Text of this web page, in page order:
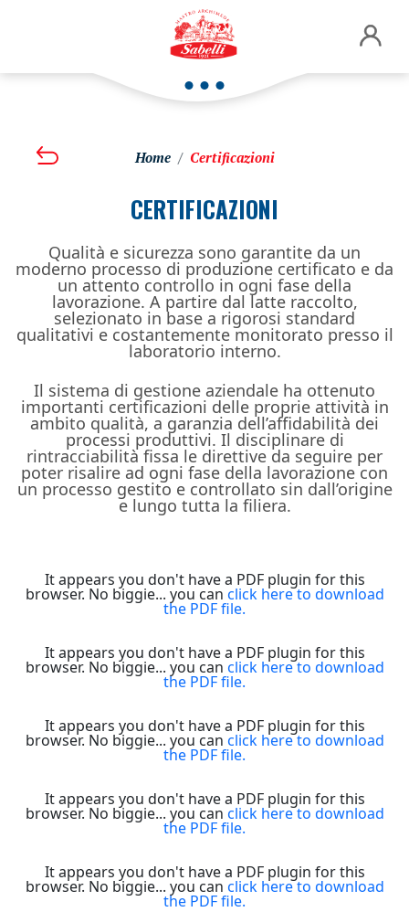
Home Certificazioni
CERTIFICAZIONI
Qualità e sicurezza sono garantite da un
moderno processo di produzione certificato e da
un attento controllo in ogni fase della
lavorazione. A partire dal latte raccolto,
selezionato in base a rigorosi standard
qualitativi e costantemente monitorato presso il
laboratorio interno.
Il sistema di gestione aziendale ha ottenuto
importanti certificazioni delle proprie attività in
ambito qualità, a garanzia dell’affidabilità dei
processi produttivi. Il disciplinare di
rintracciabilità fissa le direttive da seguire per
poter risalire ad ogni fase della lavorazione con
un processo gestito e controllato sin dall’origine
e lungo tutta la filiera.
It appears you don't have a PDF plugin for this
browser. No biggie... you can click here to download
the PDF file.
It appears you don't have a PDF plugin for this
browser. No biggie... you can click here to download
the PDF file.
It appears you don't have a PDF plugin for this
browser. No biggie... you can click here to download
the PDF file.
It appears you don't have a PDF plugin for this
browser. No biggie... you can click here to download
the PDF file.
It appears you don't have a PDF plugin for this
browser. No biggie... you can click here to download
the PDF file.